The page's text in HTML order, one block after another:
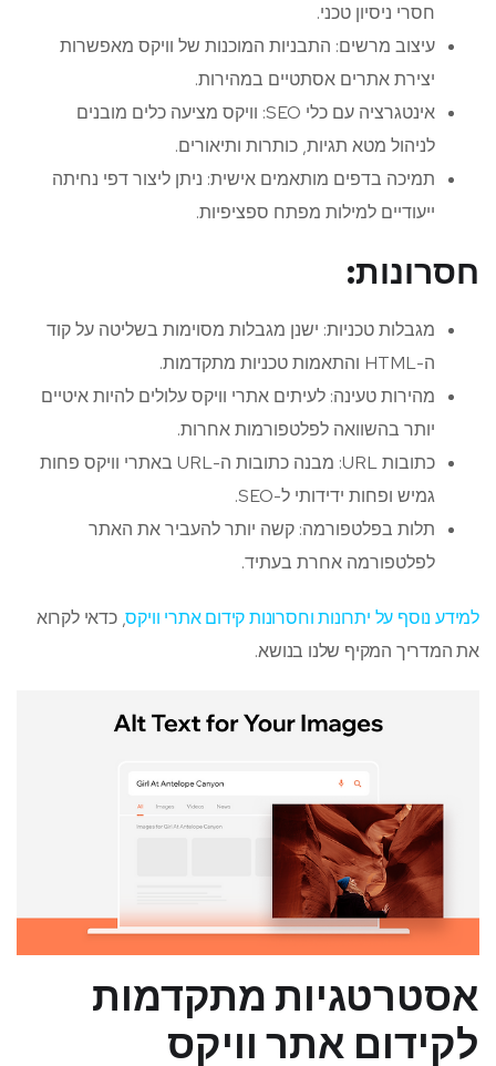
חסרי ניסיון טכני.
עיצוב מרשים: התבניות המוכנות של וויקס מאפשרות
יצירת אתרים אסתטיים במהירות.
אינטגרציה עם כלי SEO: וויקס מציעה כלים מובנים
לניהול מטא תגיות, כותרות ותיאורים.
תמיכה בדפים מותאמים אישית: ניתן ליצור דפי נחיתה
ייעודיים למילות מפתח ספציפיות.
חסרונות:
מגבלות טכניות: ישנן מגבלות מסוימות בשליטה על קוד
ה-HTML והתאמות טכניות מתקדמות.
מהירות טעינה: לעיתים אתרי וויקס עלולים להיות איטיים
יותר בהשוואה לפלטפורמות אחרות.
כתובות URL: מבנה כתובות ה-URL באתרי וויקס פחות
גמיש ופחות ידידותי ל-SEO.
תלות בפלטפורמה: קשה יותר להעביר את האתר
לפלטפורמה אחרת בעתיד.
למידע נוסף על יתרונות וחסרונות קידום אתרי וויקס, כדאי לקרוא
את המדריך המקיף שלנו בנושא.
אסטרטגיות מתקדמות
לקידום אתר וויקס